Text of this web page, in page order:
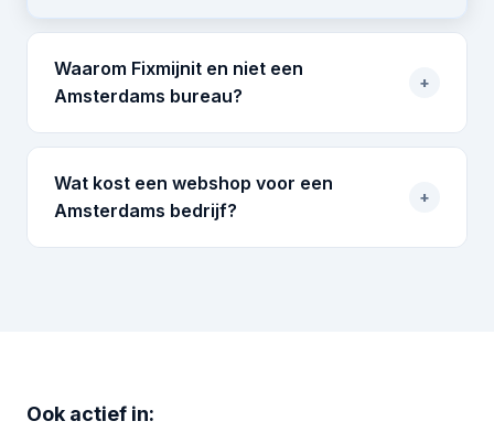
Waarom Fixmijnit en niet een
Amsterdams bureau?
+
Wat kost een webshop voor een
Amsterdams bedrijf?
+
Ook actief in: